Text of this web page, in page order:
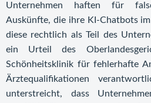
Unternehmen haften für
Auskünfte, die ihre KI-Chatbots
diese rechtlich als Teil des
ein Urteil des
Schönheitsklinik für fehlerhafte
Ärztequalifikationen
unterstreicht, dass